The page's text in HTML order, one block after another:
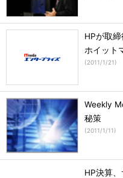
HPが取
ホイット
(2011/1/21)
Weekly
秘策
(2011/1/11)
HP決算